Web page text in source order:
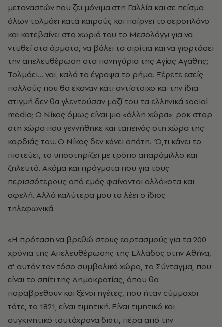
μεταναστών που ζει μόνιμα στη Γαλλία και σε πείσμα
όλων τολμάει κατά καιρούς και παίρνει το αεροπλάνο
και κατεβαίνει στο χωριό του το Μεσολόγγι για να
ντυθεί στα άρματα, να βάλει τα σιρίτια και να γιορτάσει
την απελευθέρωση στα πανηγύρια της Αγίας Αγάθης;
Τολμάει… ναι, καλά το έγραψα το ρήμα. Ξέρετε εσείς
πολλούς που θα έκαναν κάτι αντίστοιχο και την ίδια
στιγμή δεν θα γλεντούσαν μαζί του τα ελληνικά social
media; Ο Νίκος όμως είναι μια «άλλη χώρα»: ροκ σταρ
στη χώρα που γεννήθηκε και ταπεινός στη χώρα της
καρδιάς του. Ο Νίκος δεν κάνει απάτη. Ό,τι κάνει το
πιστεύει, το υποστηρίζει με τρόπο απαράμιλλο και
ζηλευτό. Ακόμα και πράγματα που για τους
περισσότερους από εμάς φαίνονται αλλόκοτα και
αφελή. Αλλά καλύτερα μου τα λέει ο ίδιος
τηλεφωνικά.
«Η πρόταση να βρεθώ στους εορτασμούς για τα 200
χρόνια της Απελευθέρωσης της Ελλάδος στην Αθήνα,
σ’ αυτόν τον τόσο συμβολικό χώρο, το Σύνταγμα, που
είναι το σπίτι της Δημοκρατίας, όπου θα
παραβρεθούν και ξένοι ηγέτες, που ήταν σύμμαχοι
τότε, το 1821, είναι τιμητική. Είναι τιμητικό και
συγκινητικό ταυτόχρονα διότι, πέρα από την